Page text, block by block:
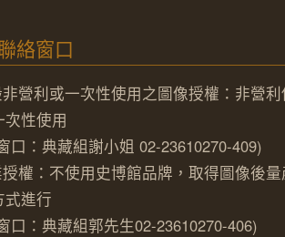
絡窗口
營利或一次性使用之圖像授權：非營
次性使用
口：典藏組謝小姐 02-23610270-409)
權：不使用史博館品牌，取得圖像後
式進行
口：典藏組郭先生02-23610270-406)